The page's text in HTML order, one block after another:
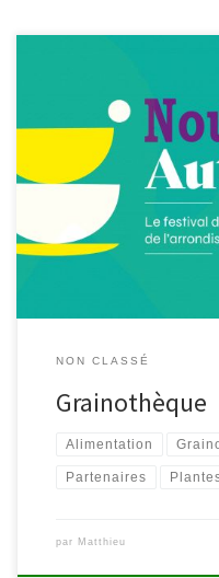
Le printemps est
bibliothèque de Malmedy
découvrir et, surtout,
et fleurs ? Le principe ? –
graines déposées par
NON CLASSÉ
Grainothèque
Alimentation
Partenaires
par Matthieu